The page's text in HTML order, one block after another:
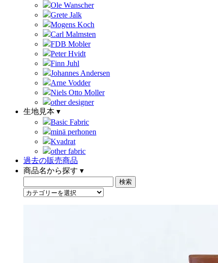
Ole Wanscher
Grete Jalk
Mogens Koch
Carl Malmsten
FDB Mobler
Peter Hvidt
Finn Juhl
Johannes Andersen
Arne Vodder
Niels Otto Moller
other designer
生地見本 ▾
Basic Fabric
minä perhonen
Kvadrat
other fabric
過去の販売商品
商品名から探す ▾